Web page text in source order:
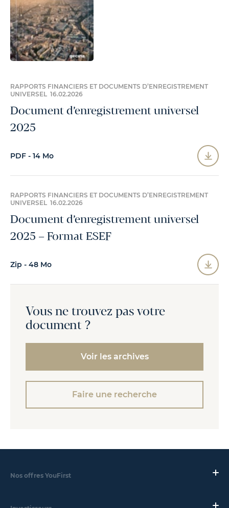
RAPPORTS FINANCIERS ET DOCUMENTS D’ENREGISTREMENT
UNIVERSEL 16.02.2026
Document d’enregistrement universel
2025
PDF - 14 Mo
RAPPORTS FINANCIERS ET DOCUMENTS D’ENREGISTREMENT
UNIVERSEL 16.02.2026
Document d’enregistrement universel
2025 – Format ESEF
Zip - 48 Mo
Vous ne trouvez pas votre
document ?
Voir les archives
Faire une recherche
Nos offres YouFirst